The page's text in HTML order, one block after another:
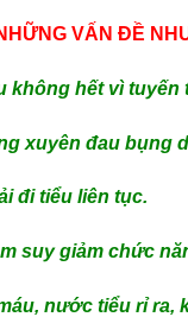
VẤN ĐỀ
không hết vì
xuyên đau bụng
đi tiểu liên tục.
suy giảm chức
nước tiểu rỉ ra,